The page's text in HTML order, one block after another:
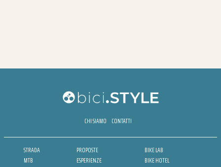
CHI SIAMO CONTATTI
STRADA
MTB
PROPOSTE
ESPERIENZE
BIKE LAB
BIKE HOTEL